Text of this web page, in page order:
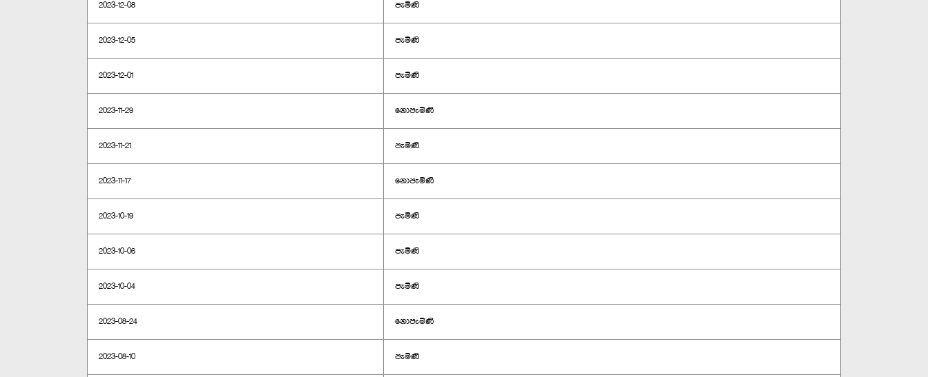
2023-12-08 පැමිණි
2023-12-05 පැමිණි
2023-12-01 පැමිණි
2023-11-29 නොපැමිණි
2023-11-21 පැමිණි
2023-11-17 නොපැමිණි
2023-10-19 පැමිණි
2023-10-06 පැමිණි
2023-10-04 පැමිණි
2023-08-24 නොපැමිණි
2023-08-10 පැමිණි